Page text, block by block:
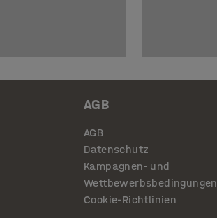
AGB
AGB
Datenschutz
Kampagnen- und
Wettbewerbsbedingungen
Cookie-Richtlinien